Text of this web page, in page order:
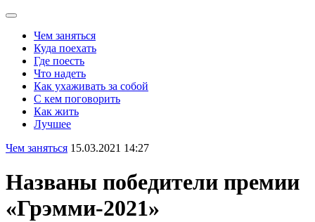
Чем заняться
Куда поехать
Где поесть
Что надеть
Как ухаживать за собой
С кем поговорить
Как жить
Лучшее
Чем заняться 15.03.2021 14:27
Названы победители премии
«Грэмми-2021»